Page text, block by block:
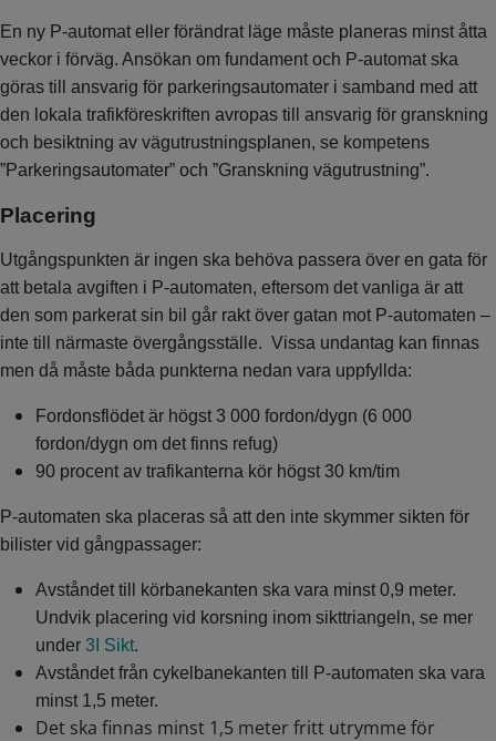
En ny P-automat eller förändrat läge måste planeras minst åtta
veckor i förväg. Ansökan om fundament och P-automat ska
göras till ansvarig för parkeringsautomater i samband med att
den lokala trafikföreskriften avropas till ansvarig för granskning
och besiktning av vägutrustningsplanen, se kompetens
”Parkeringsautomater” och ”Granskning vägutrustning”.
Placering
Utgångspunkten är ingen ska behöva passera över en gata för
att betala avgiften i P-automaten, eftersom det vanliga är att
den som parkerat sin bil går rakt över gatan mot P-automaten –
inte till närmaste övergångsställe. Vissa undantag kan finnas
men då måste båda punkterna nedan vara uppfyllda:
Fordonsflödet är högst 3 000 fordon/dygn (6 000
fordon/dygn om det finns refug)
90 procent av trafikanterna kör högst 30 km/tim
P-automaten ska placeras så att den inte skymmer sikten för
bilister vid gångpassager:
Avståndet till körbanekanten ska vara minst 0,9 meter.
Undvik placering vid korsning inom sikttriangeln, se mer
under 3I Sikt.
Avståndet från cykelbanekanten till P-automaten ska vara
minst 1,5 meter.
Det ska finnas minst 1,5 meter fritt utrymme för